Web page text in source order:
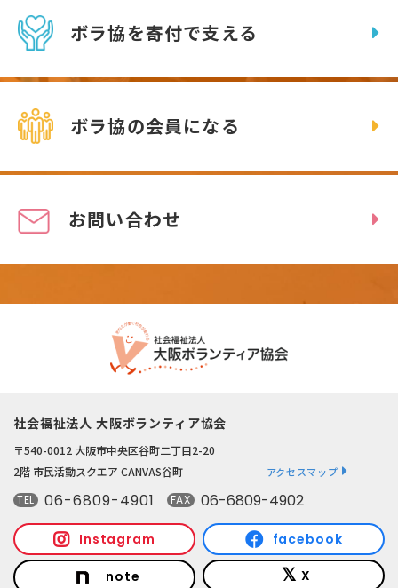
ボラ協を寄付で支える
ボラ協の会員になる
お問い合わせ
社会福祉法人 大阪ボランティア協会
〒540-0012 大阪市中央区谷町二丁目2-20
2階 市民活動スクエア CANVAS谷町
アクセスマップ
TEL 06-6809-4901 FAX 06-6809-4902
Instagram facebook
note X